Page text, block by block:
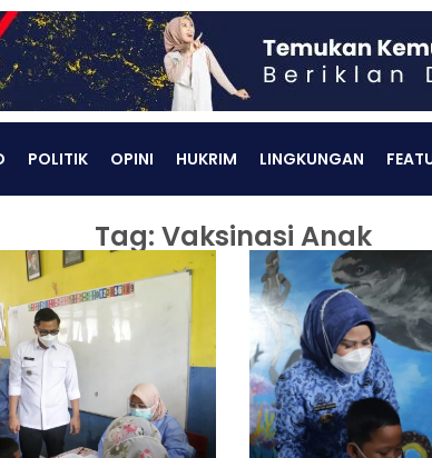
POLITIK OPINI HUKRIM LINGKUNGAN
Tag: Vaksinasi Anak